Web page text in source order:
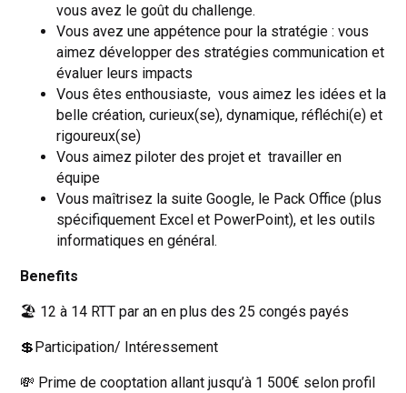
vous avez le goût du challenge.
Vous avez une appétence pour la stratégie : vous
aimez développer des stratégies communication et
évaluer leurs impacts
Vous êtes enthousiaste, vous aimez les idées et la
belle création, curieux(se), dynamique, réfléchi(e) et
rigoureux(se)
Vous aimez piloter des projet et travailler en
équipe
Vous maîtrisez la suite Google, le Pack Office (plus
spécifiquement Excel et PowerPoint), et les outils
informatiques en général.
Benefits
🏖️ 12 à 14 RTT par an en plus des 25 congés payés
💲Participation/ Intéressement
💸 Prime de cooptation allant jusqu’à 1 500€ selon profil